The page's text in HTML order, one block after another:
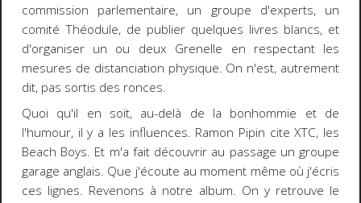
commission parlementaire, un groupe d'experts, un
comité Théodule, de publier quelques livres blancs, et
d'organiser un ou deux Grenelle en respectant les
mesures de distanciation physique. On n'est, autrement
dit, pas sortis des ronces.
Quoi qu'il en soit, au-delà de la bonhommie et de
l'humour, il y a les influences. Ramon Pipin cite XTC, les
Beach Boys. Et m'a fait découvrir au passage un groupe
garage anglais. Que j'écoute au moment même où j'écris
ces lignes. Revenons à notre album. On y retrouve le